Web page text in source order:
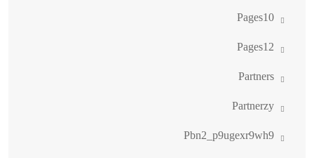
Pages10
Pages12
Partners
Partnerzy
Pbn2_p9ugexr9wh9